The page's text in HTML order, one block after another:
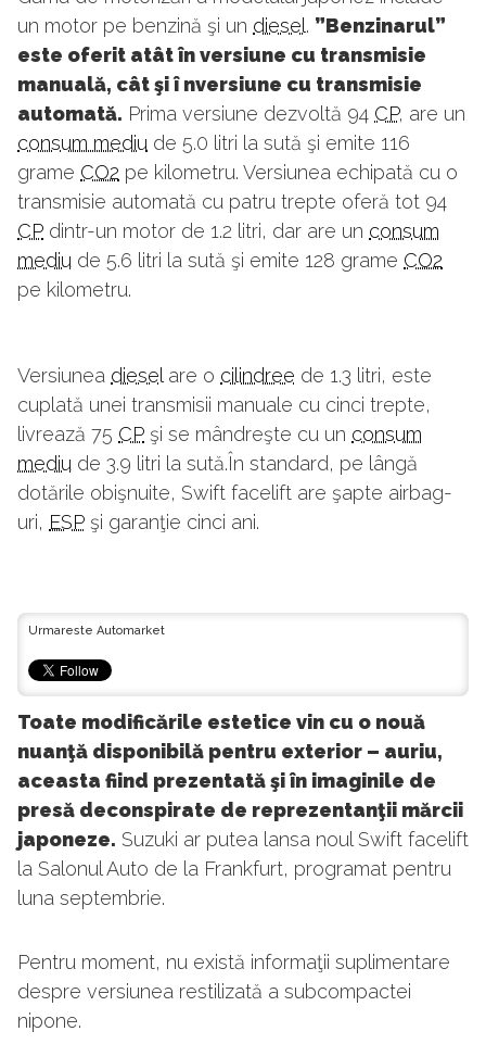
un motor pe benzină şi un diesel. ”Benzinarul”
este oferit atât în versiune cu transmisie
manuală, cât şi î nversiune cu transmisie
automată. Prima versiune dezvoltă 94 CP, are un
consum mediu de 5.0 litri la sută şi emite 116
grame CO2 pe kilometru. Versiunea echipată cu o
transmisie automată cu patru trepte oferă tot 94
CP dintr-un motor de 1.2 litri, dar are un consum
mediu de 5.6 litri la sută şi emite 128 grame CO2
pe kilometru.
Versiunea dieselare o cilindree de 1.3 litri, este
cuplată unei transmisii manuale cu cinci trepte,
livrează 75 CP şi se mândreşte cu un consum
mediu de 3.9 litri la sută.În standard, pe lângă
dotările obişnuite, Swift facelift are şapte airbag-
uri, ESP şi garanţie cinci ani.
Urmareste Automarket
Toate modificările estetice vin cu o nouă
nuanţă disponibilă pentru exterior – auriu,
aceasta fiind prezentată şi în imaginile de
presă deconspirate de reprezentanţii mărcii
japoneze. Suzuki ar putea lansa noul Swift facelift
la Salonul Auto de la Frankfurt, programat pentru
luna septembrie.
Pentru moment, nu există informaţii suplimentare
despre versiunea restilizată a subcompactei
nipone.